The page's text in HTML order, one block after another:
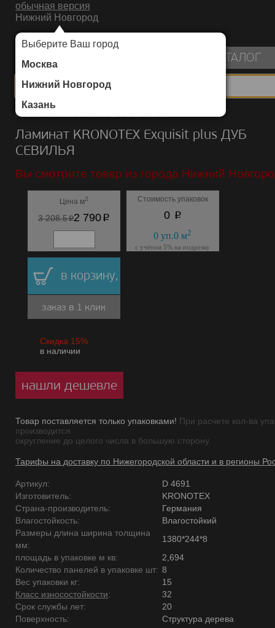
обычная версия
Нижний Новгород
Выберите Ваш город
Москва
Нижний Новгород
Казань
ИНТЕРНЕТ-МАГАЗИН НАПОЛЬНЫХ ПОКРЫТИЙ
КАТАЛОГ
Каталог/Ламинат/KRONOTEX/Exquisit plus
Ламинат KRONOTEX Exquisit plus ДУБ
СЕВИЛЬЯ
Вы смотрите товар из города Нижний
Цена м2
3 208.5p2 790p
Стоимость упаковок
0 p
0 уп.0 м2
с учётом 5% на подрезку
в корзину,
заказ в 1 клик
Скидка 15%
в наличии
нашли дешевле
Товар поставляется только упаковками! При расчете кол-ва
производится
округление до целого числа в большую сторону.
Тарифы на доставку по Нижегородской области и в регионы
Артикул:
D 4691
Изготовитель:
KRONOTEX
Страна-производитель:
Германия
Влагостойкость:
Влагостойкий
Размеры длина ширина толщина
мм:
1380*244*8
площадь в упаковке м кв:
2,694
Количество панелей в упаковке шт: 8
Вес упаковки кг:
15
Класс износостойкости:
32
Срок службы лет:
20
Поверхность:
Структура дерева